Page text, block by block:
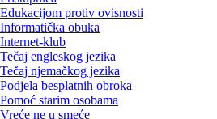
Edukacijom protiv ovisnosti
Informatička obuka
Internet-klub
Tečaj engleskog jezika
Tečaj njemačkog jezika
Podjela besplatnih obroka
Pomoć starim osobama
Vreće ne u smeće